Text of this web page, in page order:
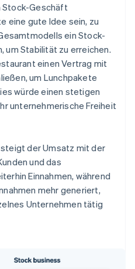
Stock-Geschäft
eine gute Idee sein, zu
ein Stock-
um Stabilität zu erreichen.
einen Vertrag mit
um Lunchpakete
würde einen stetigen
unternehmerische Freiheit
der Umsatz mit der
und das
Einnahmen, während
mehr generiert,
Unternehmen tätig